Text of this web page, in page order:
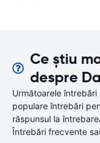
Ce știu
despre
Următoarele
populare întrebări
răspunsul la
Întrebări frecvente